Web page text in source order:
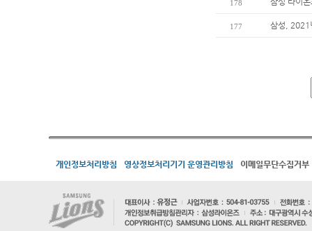
178
177 삼성, 2021
개인정보처리방침 영상정보처리기기 운영관리방침 이메일무단수집거부